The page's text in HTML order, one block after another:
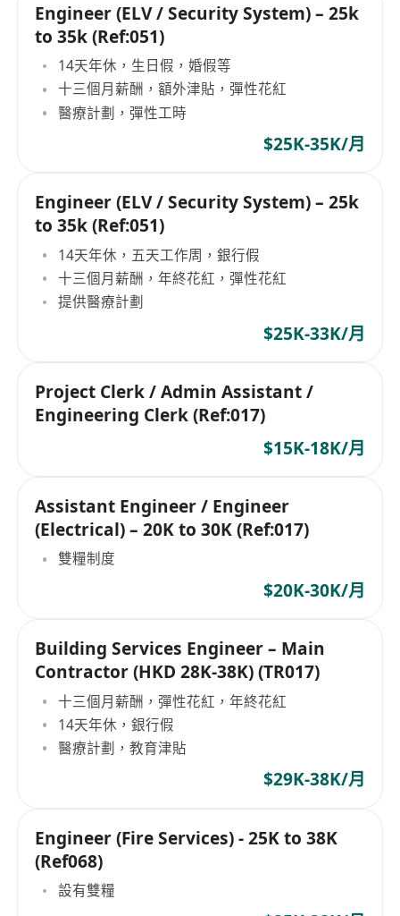
Engineer (ELV / Security System) – 25k
to 35k (Ref:051)
14天年休，生日假，婚假等
十三個月薪酬，額外津貼，彈性花紅
醫療計劃，彈性工時
$25K-35K/月
Engineer (ELV / Security System) – 25k
to 35k (Ref:051)
14天年休，五天工作周，銀行假
十三個月薪酬，年終花紅，彈性花紅
提供醫療計劃
$25K-33K/月
Project Clerk / Admin Assistant /
Engineering Clerk (Ref:017)
$15K-18K/月
Assistant Engineer / Engineer
(Electrical) – 20K to 30K (Ref:017)
雙糧制度
$20K-30K/月
Building Services Engineer – Main
Contractor (HKD 28K-38K) (TR017)
十三個月薪酬，彈性花紅，年終花紅
14天年休，銀行假
醫療計劃，教育津貼
$29K-38K/月
Engineer (Fire Services) - 25K to 38K
(Ref068)
設有雙糧